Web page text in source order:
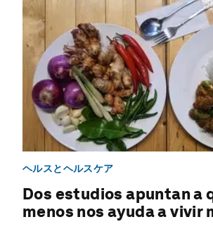
ヘルスとヘルスケア
Dos estudios apuntan a
menos nos ayuda a vivir